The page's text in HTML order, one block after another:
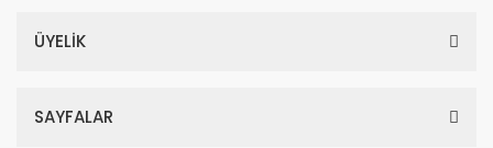
ÜYELİK
SAYFALAR